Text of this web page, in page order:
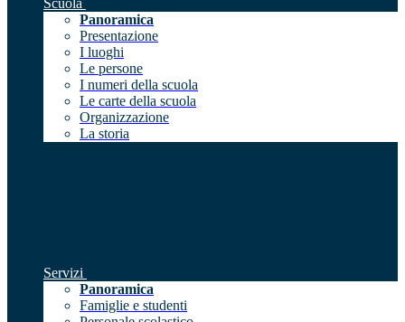
Scuola
Panoramica
Presentazione
I luoghi
Le persone
I numeri della scuola
Le carte della scuola
Organizzazione
La storia
Servizi
Panoramica
Famiglie e studenti